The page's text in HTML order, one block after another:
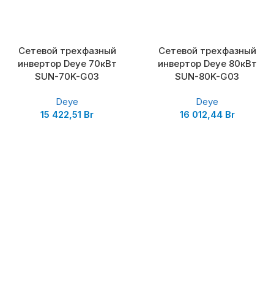
Сетевой трехфазный
инвертор Deye 70кВт
SUN-70K-G03
Deye
15 422,51 Br
Сетевой трехфазный
инвертор Deye 80кВт
SUN-80K-G03
Deye
16 012,44 Br